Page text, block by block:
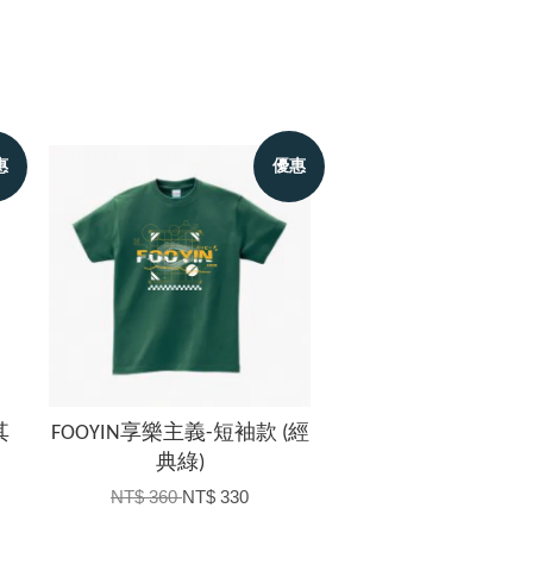
優惠
FOOYIN享樂主義-短袖款 (經
典綠)
NT$ 360NT$ 330